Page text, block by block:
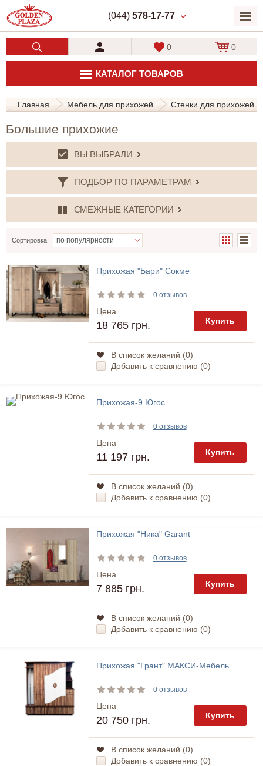
(044) 578-17-77
КАТАЛОГ ТОВАРОВ
0 0
Главная Мебель для прихожей Стенки для прихожей
Большие прихожие
ВЫ ВЫБРАЛИ
ПОДБОР ПО ПАРАМЕТРАМ
СМЕЖНЫЕ КАТЕГОРИИ
Сортировка
Прихожая "Бари" Сокме
0 отзывов
Цена
18 765 грн. Купить
В список желаний (0)
Добавить к сравнению (0)
Прихожая-9 Югос
0 отзывов
Цена
11 197 грн. Купить
В список желаний (0)
Добавить к сравнению (0)
Прихожая "Ника" Garant
0 отзывов
Цена
7 885 грн. Купить
В список желаний (0)
Добавить к сравнению (0)
Прихожая "Грант" МАКСИ-Мебель
0 отзывов
Цена
20 750 грн. Купить
В список желаний (0)
Добавить к сравнению (0)